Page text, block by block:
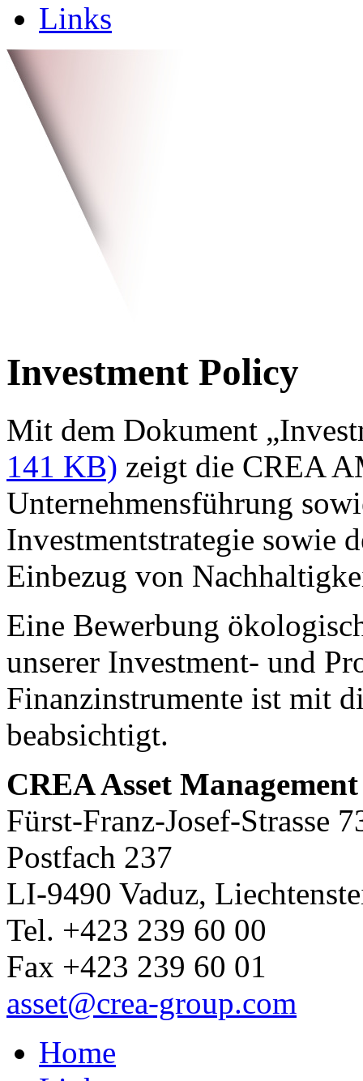
Links
Investment Policy
Mit dem Dokument
141 KB) zeigt die CREA
Unternehmensführung
Investmentstrategie sowie
Einbezug von
Eine Bewerbung
unserer Investment- und
Finanzinstrumente ist mit
beabsichtigt.
CREA Asset
Fürst-Franz-Josef-Strasse
Postfach 237
LI-9490 Vaduz,
Tel. +423 239 60 00
Fax +423 239 60 01
asset@crea-group.com
Home